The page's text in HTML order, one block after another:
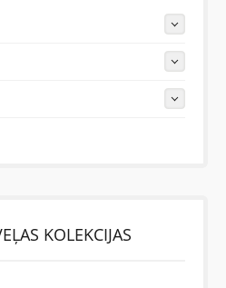
KOLEKCIJAS